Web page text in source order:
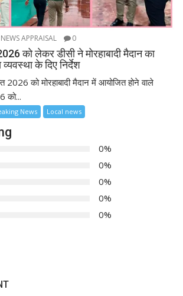
NEWS APPRAISAL 0
को लेकर डीसी ने मोरहाबादी मैदान का
व्यवस्था के दिए निर्देश
को मोरहाबादी मैदान में आयोजित होने वाले
को...
News Local news
0%
0%
0%
0%
0%